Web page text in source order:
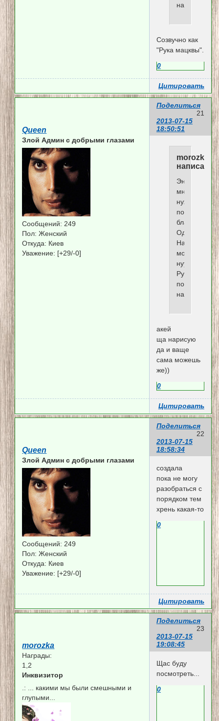
например...
Созвучно как
"Рука мацквы".
0
Цитировать
Поделиться
21
2013-07-15
18:50:51
Queen
Злой Админ c добрыми глазами
Сообщений: 249
Пол: Женский
Откуда: Киев
Уважение: [+29/-0]
morozka
Энни,
мне
нужен
подфорум
Однозначно.
Назвать
можно....
нуууу..
Рука
помощи
например...
акей
ща нарисую
да и ваще
сама можешь
же))
0
Цитировать
Поделиться
22
2013-07-15
18:58:34
Queen
Злой Админ c добрыми глазами
Сообщений: 249
Пол: Женский
Откуда: Киев
Уважение: [+29/-0]
создала
пока не могу
разобраться с
порядком тем
хрень какая-то
0
Цитировать
Поделиться
23
2013-07-15
19:08:45
morozka
Награды:
1,2
Инквизитор
.: ... какими мы были смешными и
глупыми...
Щас буду
посмотреть...
0